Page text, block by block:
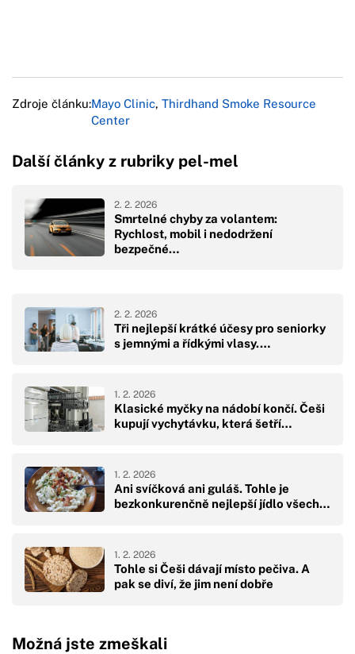
Zdroje článku:Mayo Clinic, Thirdhand Smoke Resource
Center
Další články z rubriky pel-mel
Smrtelné chyby za volantem:
Rychlost, mobil i nedodržení
bezpečné…
2. 2. 2026
Tři nejlepší krátké účesy pro seniorky
s jemnými a řídkými vlasy.…
2. 2. 2026
Klasické myčky na nádobí končí. Češi
kupují vychytávku, která šetří…
1. 2. 2026
Ani svíčková ani guláš. Tohle je
bezkonkurenčně nejlepší jídlo všech…
1. 2. 2026
Tohle si Češi dávají místo pečiva. A
pak se diví, že jim není dobře
1. 2. 2026
Možná jste zmeškali